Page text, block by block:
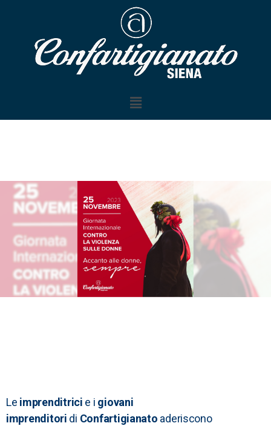
Le imprenditrici e i giovani
imprenditori di Confartigianato aderiscono